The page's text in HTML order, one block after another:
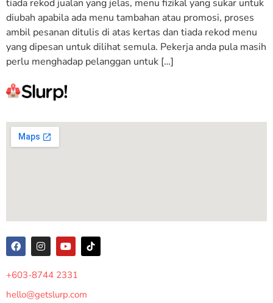
tiada rekod jualan yang jelas, menu fizikal yang sukar untuk
diubah apabila ada menu tambahan atau promosi, proses
ambil pesanan ditulis di atas kertas dan tiada rekod menu
yang dipesan untuk dilihat semula. Pekerja anda pula masih
perlu menghadap pelanggan untuk […]
+603-8744 2331
hello@getslurp.com